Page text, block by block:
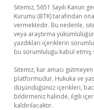
Sitemiz, 5651 Sayılı Kanun
Kurumu (BTK) tarafından
vermektedir. Bu nedenle,
veya araştırma
yazdıkları içeriklerin
bu sorumluluğu kabul etmiş
Sitemiz, kar amacı
platformudur. Hukuka ve
düşündüğünüz içerikleri,
bildirmeniz halinde, ilgili
kaldırılacaktır.